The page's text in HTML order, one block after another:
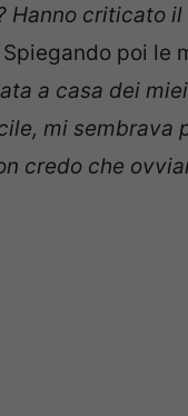
Hanno criticato
Spiegando poi le
a casa dei
mi sembrava
credo che